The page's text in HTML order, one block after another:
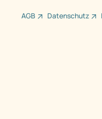
AGB Datenschutz